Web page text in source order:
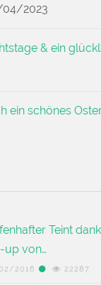
04/2023
& ein
ein schönes
Teint
up von…
2016 22287